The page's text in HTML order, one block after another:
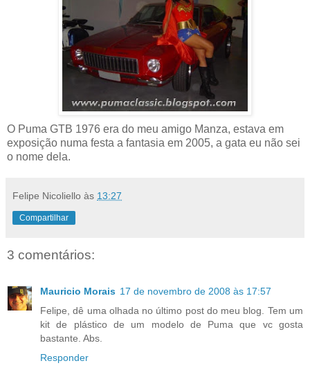
O Puma GTB 1976 era do meu amigo Manza, estava em
exposição numa festa a fantasia em 2005, a gata eu não sei
o nome dela.
Felipe Nicoliello às 13:27
Compartilhar
3 comentários:
Mauricio Morais 17 de novembro de 2008 às 17:57
Felipe, dê uma olhada no último post do meu blog. Tem um
kit de plástico de um modelo de Puma que vc gosta
bastante. Abs.
Responder